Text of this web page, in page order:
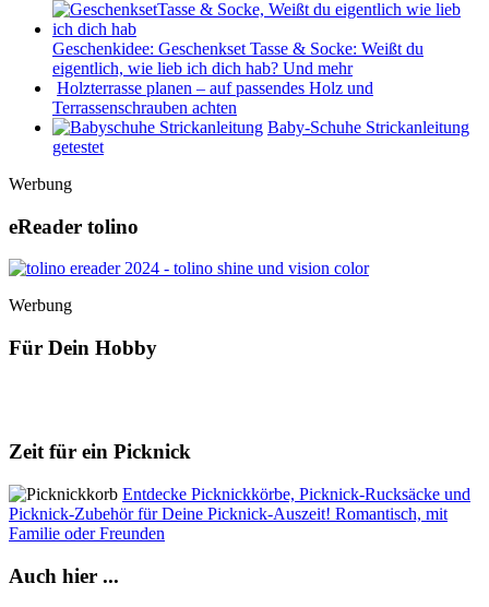
Geschenkidee: Geschenkset Tasse & Socke: Weißt du
eigentlich, wie lieb ich dich hab? Und mehr
Holzterrasse planen – auf passendes Holz und
Terrassenschrauben achten
Baby-Schuhe Strickanleitung
getestet
Werbung
eReader tolino
Werbung
Für Dein Hobby
Zeit für ein Picknick
Entdecke Picknickkörbe, Picknick-Rucksäcke und
Picknick-Zubehör für Deine Picknick-Auszeit! Romantisch, mit
Familie oder Freunden
Auch hier ...